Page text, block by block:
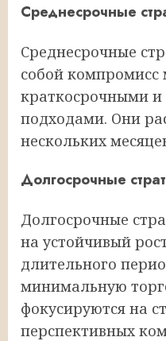
Среднесрочные
Среднесрочные
собой компромисс
краткосрочными
подходами. Они
нескольких
Долгосрочные
Долгосрочные
на устойчивый
длительного
минимальную
фокусируются на
перспективных